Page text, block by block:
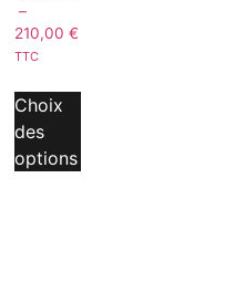
–
210,00€
TTC
Choix
des
options